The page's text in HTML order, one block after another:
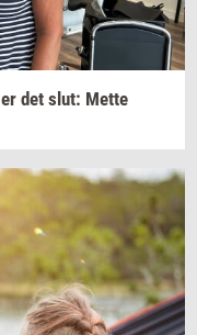
er det slut: Mette